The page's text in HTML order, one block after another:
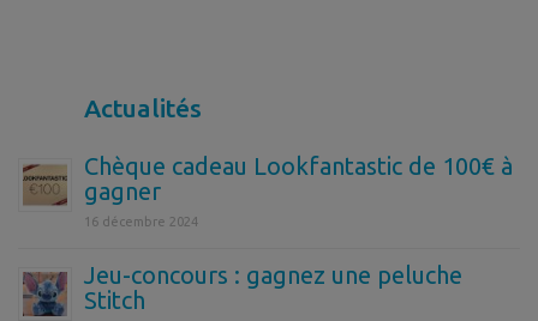
Actualités
Chèque cadeau Lookfantastic de 100€ à
gagner
16 décembre 2024
Jeu-concours : gagnez une peluche
Stitch